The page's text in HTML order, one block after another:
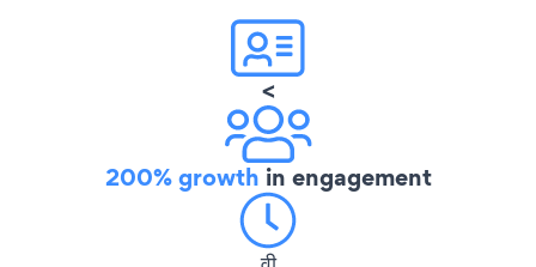
<
200% growth in engagement